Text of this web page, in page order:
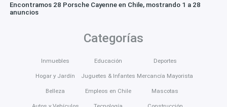
Encontramos 28 Porsche Cayenne en Chile, mostrando 1 a 28
anuncios
Categorías
Inmuebles
Hogar y Jardín
Belleza
Educación
Juguetes & Infantes
Empleos en Chile
Deportes
Mercancía Mayorista
Mascotas